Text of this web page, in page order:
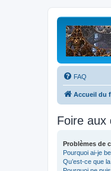
FAQ
Accueil du
Foire aux
Problèmes de
Pourquoi ai-je
Qu’est-ce que